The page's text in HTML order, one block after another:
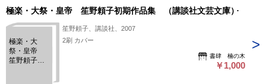
極楽・大祭・皇帝 笙野頼子初期作品集 （講談社文芸文庫）
極楽・大
祭・皇帝
笙野頼子初
笙野頼子、講談社、2007
2刷 カバー
書肆 楠の木
￥1,000